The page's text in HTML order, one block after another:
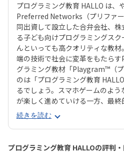
プログラミング教育 HALLO は、
Preferred Networks（プリファ
同出資して設立した合弁会社、
る子ども向けプログラミングス
んといっても高クオリティな教
端の技術で社会に変革をもたら
グラミング教材「Playgram™（
のは「プログラミング教育
るでしょう。スマホゲームのよ
が楽しく進めていける一方、最
ラミングスキルが身につく「
ンクラフト（マイクラ）のように
ードも。子どもの創造性と技術
るスクールをお探しのご家庭にぴ
た、運営元のやる気スイッチグル
続きを読む
プログラミング教育 HALLOの評判